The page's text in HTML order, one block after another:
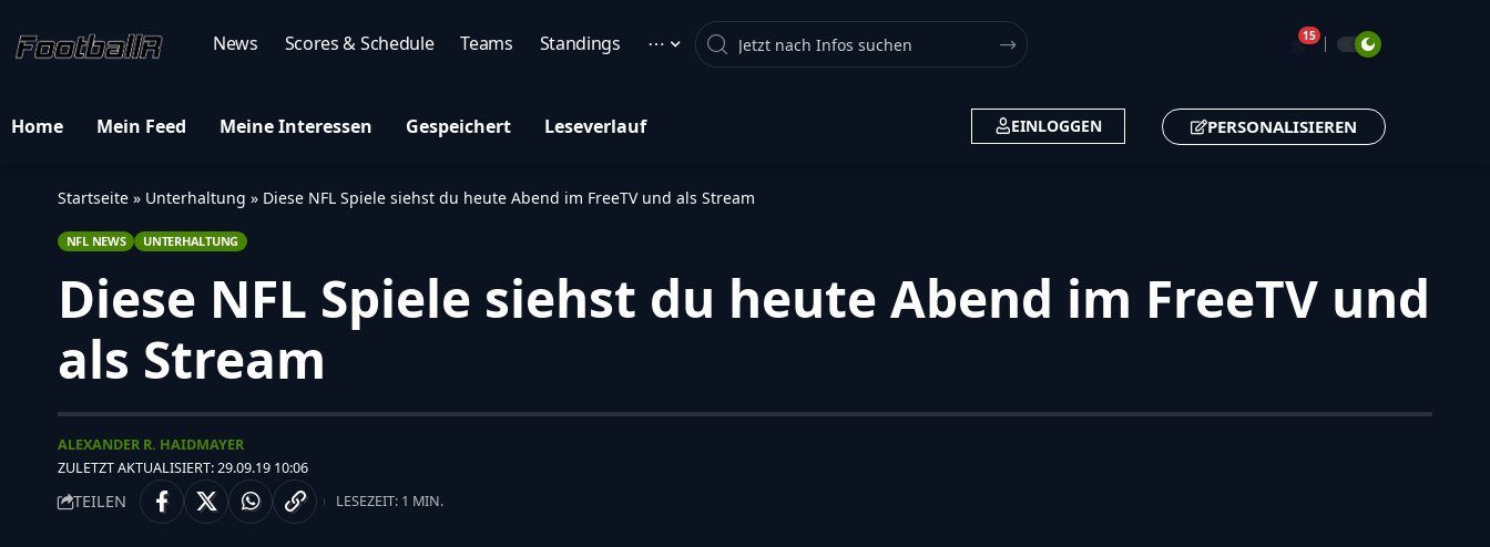
News Scores & Schedule Teams Standings ⋯ Search 🔔15
Home Mein Feed Meine Interessen Gespeichert Leseverlauf EINLOGGEN PERSONALISIEREN
Startseite » Unterhaltung » Diese NFL Spiele siehst du heute Abend im FreeTV und als Stream
NFL NEWS UNTERHALTUNG
Diese NFL Spiele siehst du heute Abend im FreeTV und
als Stream
ZULETZT AKTUALISIERT: 29.09.19 10:06
ALEXANDER R. HAIDMAYER
TEILEN LESEZEIT: 1 MIN.